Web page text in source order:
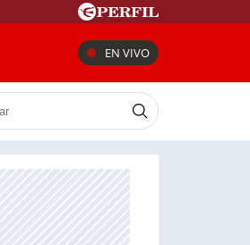
EN VIVO